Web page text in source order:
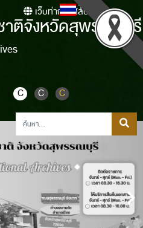
าติจังหวัดสุพรรณบุรี
เว็บท่ากรมศิลปากร
Thai
C C C